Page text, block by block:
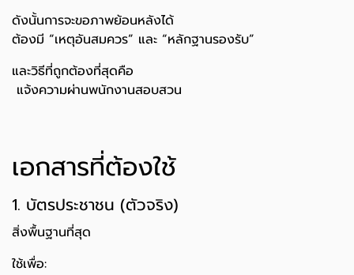
ดังนั้นการจะขอภาพย้อนหลังได้
ต้องมี “เหตุอันสมควร” และ “หลักฐานรองรับ”
และวิธีที่ถูกต้องที่สุดคือ
️ แจ้งความผ่านพนักงานสอบสวน
เอกสารที่ต้องใช้
1. บัตรประชาชน (ตัวจริง)
สิ่งพื้นฐานที่สุด
ใช้เพื่อ: